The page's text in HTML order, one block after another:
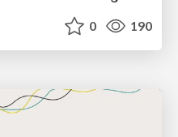
0 190